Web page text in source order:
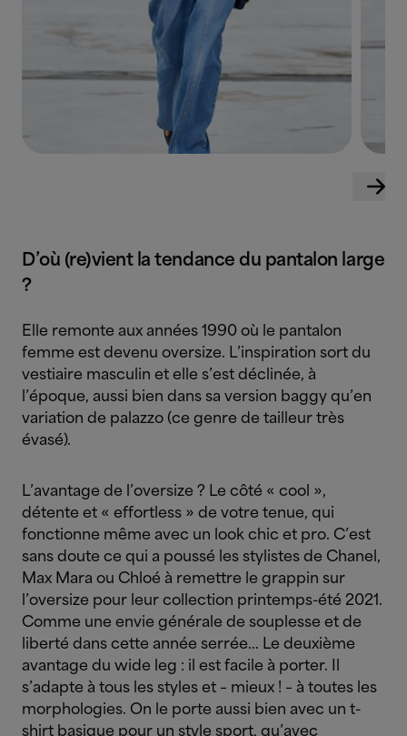
D’où (re)vient la tendance du pantalon large
?
Elle remonte aux années 1990 où le pantalon
femme est devenu oversize. L’inspiration sort du
vestiaire masculin et elle s’est déclinée, à
l’époque, aussi bien dans sa version baggy qu’en
variation de palazzo (ce genre de tailleur très
évasé).
L’avantage de l’oversize ? Le côté « cool »,
détente et « effortless » de votre tenue, qui
fonctionne même avec un look chic et pro. C’est
sans doute ce qui a poussé les stylistes de Chanel,
Max Mara ou Chloé à remettre le grappin sur
l’oversize pour leur collection printemps-été 2021.
Comme une envie générale de souplesse et de
liberté dans cette année serrée… Le deuxième
avantage du wide leg : il est facile à porter. Il
s’adapte à tous les styles et – mieux ! – à toutes les
morphologies. On le porte aussi bien avec un t-
shirt basique pour un style sport, qu’avec